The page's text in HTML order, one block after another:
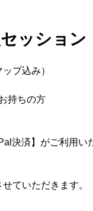
ッション
プ込み）
持ちの方
決済】がご利用い
ていただきます。